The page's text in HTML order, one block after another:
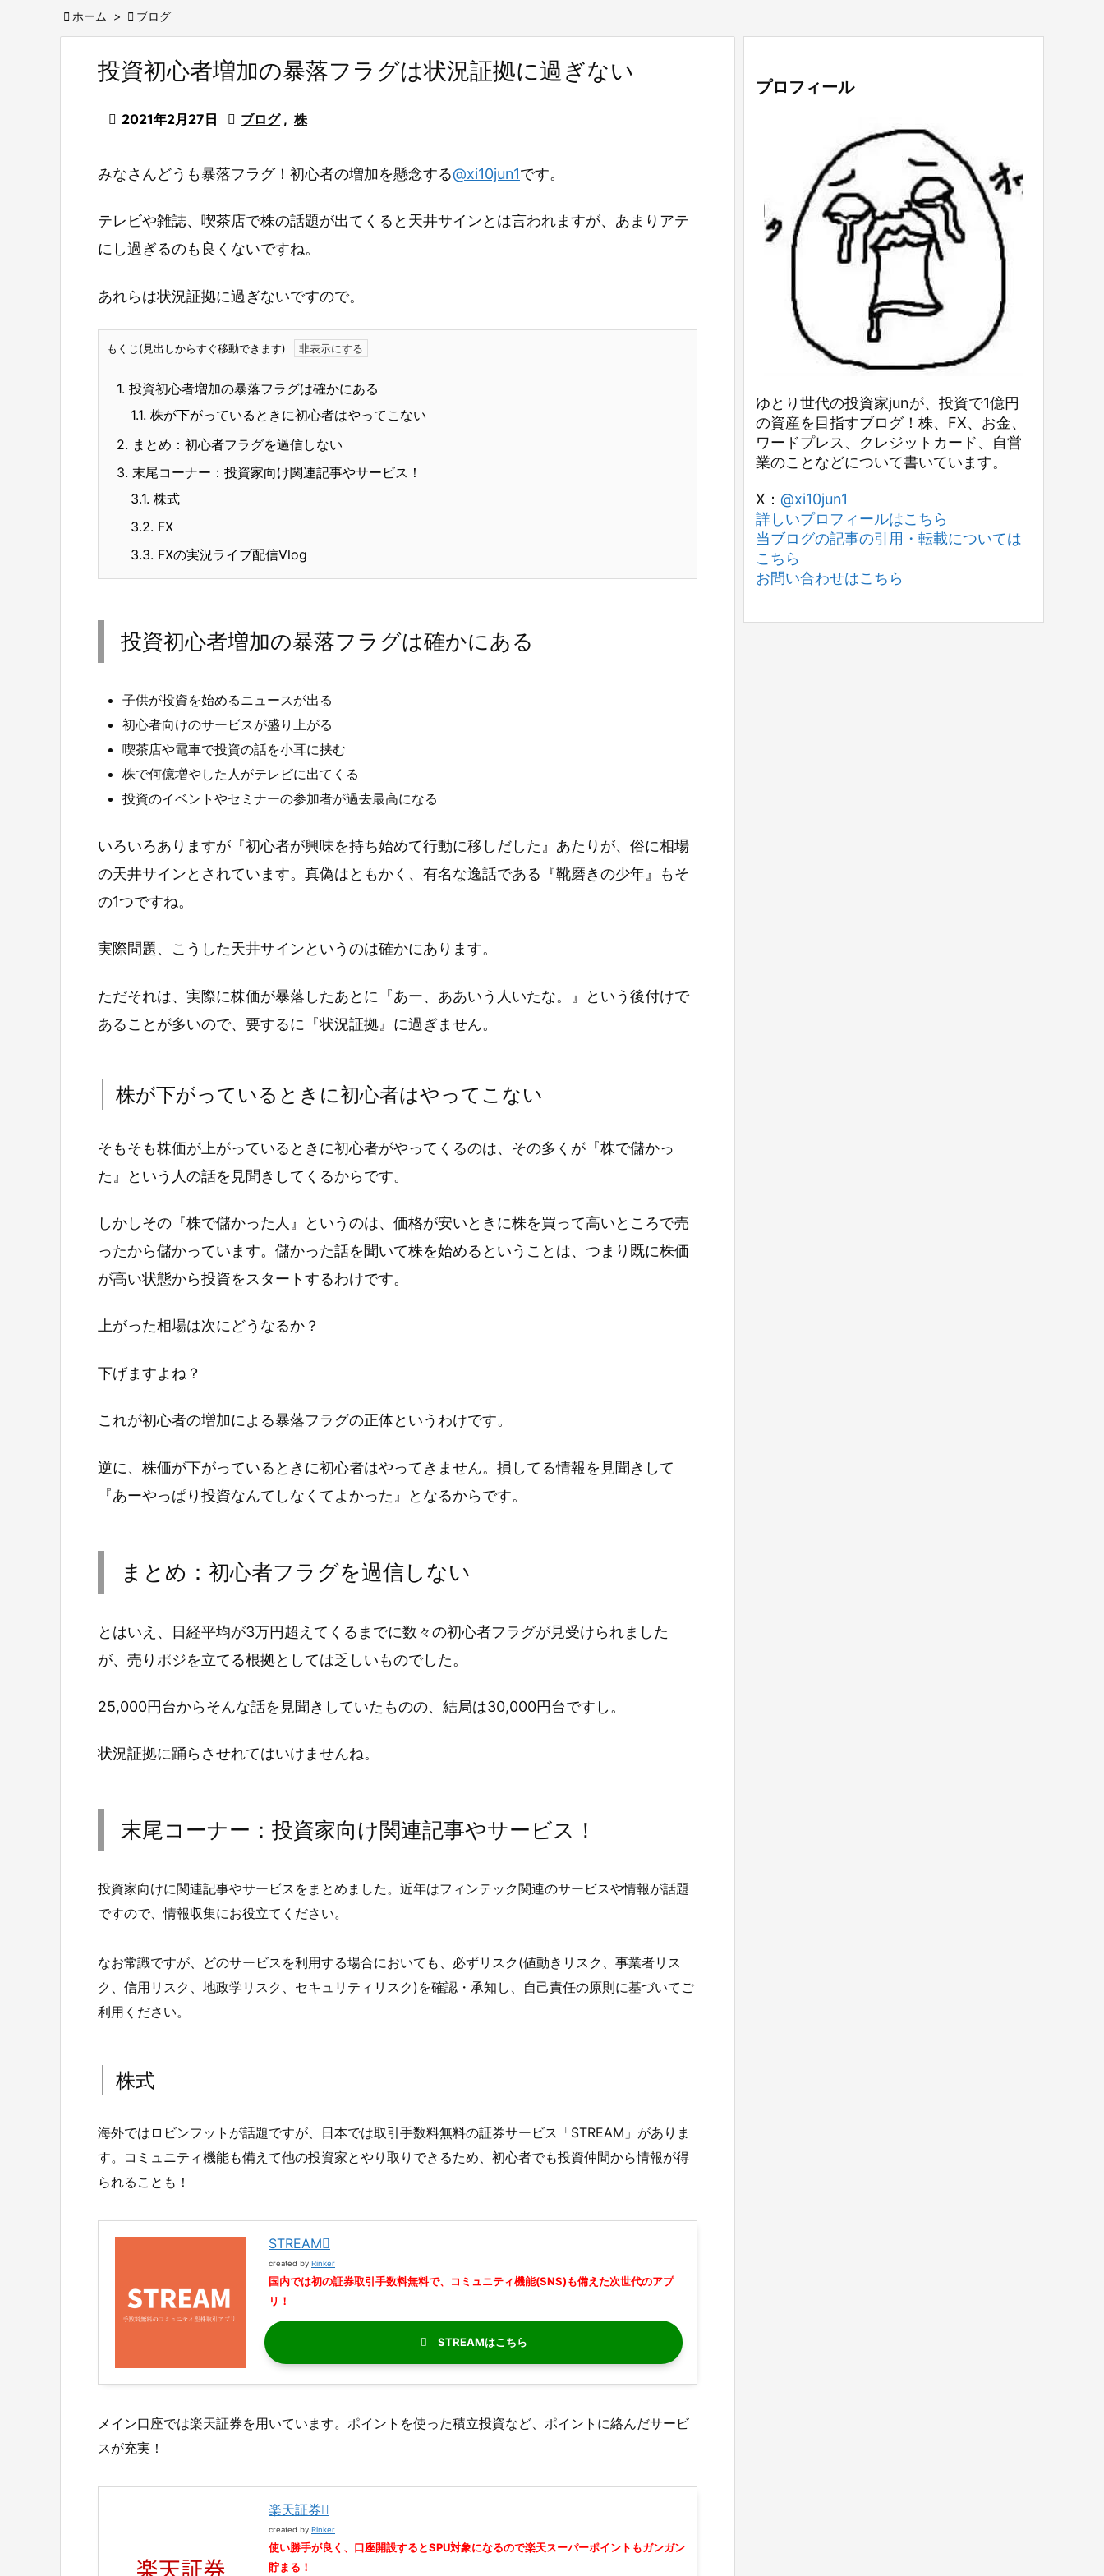
 ホーム >  ブログ
投資初心者増加の暴落フラグは状況証拠に過ぎない
 2021年2月27日  ブログ , 株
みなさんどうも暴落フラグ！初心者の増加を懸念する@xi10jun1です。
テレビや雑誌、喫茶店で株の話題が出てくると天井サインとは言われますが、あまりアテ
にし過ぎるのも良くないですね。
あれらは状況証拠に過ぎないですので。
もくじ(見出しからすぐ移動できます)
1. 投資初心者増加の暴落フラグは確かにある
1.1. 株が下がっているときに初心者はやってこない
2. まとめ：初心者フラグを過信しない
3. 末尾コーナー：投資家向け関連記事やサービス！
3.1. 株式
3.2. FX
3.3. FXの実況ライブ配信Vlog
投資初心者増加の暴落フラグは確かにある
子供が投資を始めるニュースが出る
初心者向けのサービスが盛り上がる
喫茶店や電車で投資の話を小耳に挟む
株で何億増やした人がテレビに出てくる
投資のイベントやセミナーの参加者が過去最高になる
いろいろありますが『初心者が興味を持ち始めて行動に移しだした』あたりが、俗に相場
の天井サインとされています。真偽はともかく、有名な逸話である『靴磨きの少年』もそ
の1つですね。
実際問題、こうした天井サインというのは確かにあります。
ただそれは、実際に株価が暴落したあとに『あー、ああいう人いたな。』という後付けで
あることが多いので、要するに『状況証拠』に過ぎません。
株が下がっているときに初心者はやってこない
そもそも株価が上がっているときに初心者がやってくるのは、その多くが『株で儲かっ
た』という人の話を見聞きしてくるからです。
しかしその『株で儲かった人』というのは、価格が安いときに株を買って高いところで売
ったから儲かっています。儲かった話を聞いて株を始めるということは、つまり既に株価
が高い状態から投資をスタートするわけです。
上がった相場は次にどうなるか？
下げますよね？
これが初心者の増加による暴落フラグの正体というわけです。
逆に、株価が下がっているときに初心者はやってきません。損してる情報を見聞きして
『あーやっぱり投資なんてしなくてよかった』となるからです。
まとめ：初心者フラグを過信しない
とはいえ、日経平均が3万円超えてくるまでに数々の初心者フラグが見受けられました
が、売りポジを立てる根拠としては乏しいものでした。
25,000円台からそんな話を見聞きしていたものの、結局は30,000円台ですし。
状況証拠に踊らさせれてはいけませんね。
末尾コーナー：投資家向け関連記事やサービス！
投資家向けに関連記事やサービスをまとめました。近年はフィンテック関連のサービスや情報が話題
ですので、情報収集にお役立てください。
なお常識ですが、どのサービスを利用する場合においても、必ずリスク(値動きリスク、事業者リス
ク、信用リスク、地政学リスク、セキュリティリスク)を確認・承知し、自己責任の原則に基づいてご
利用ください。
株式
海外ではロビンフットが話題ですが、日本では取引手数料無料の証券サービス「STREAM」がありま
す。コミュニティ機能も備えて他の投資家とやり取りできるため、初心者でも投資仲間から情報が得
られることも！
STREAM
created by Rinker
国内では初の証券取引手数料無料で、コミュニティ機能(SNS)も備えた次世代のアプ
リ！
STREAM
メイン口座では楽天証券を用いています。ポイントを使った積立投資など、ポイントに絡んだサービ
スが充実！
楽天証券
created by Rinker
使い勝手が良く、口座開設するとSPU対象になるので楽天スーパーポイントもガンガン
貯まる！
プロフィール
ゆとり世代の投資家junが、投資で1億円
の資産を目指すブログ！株、FX、お金、
ワードプレス、クレジットカード、自営
業のことなどについて書いています。
X： @xi10jun1
詳しいプロフィールはこちら
当ブログの記事の引用・転載については
こちら
お問い合わせはこちら